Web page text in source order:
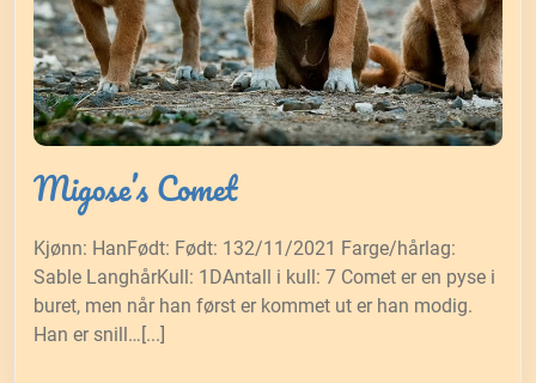
Migose’s Comet
Kjønn: HanFødt: Født: 132/11/2021 Farge/hårlag:
Sable LanghårKull: 1DAntall i kull: 7 Comet er en pyse i
buret, men når han først er kommet ut er han modig.
Han er snill…[...]